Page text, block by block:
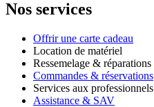
Nos services
Offrir une carte cadeau
Location de matériel
Ressemelage & réparations
Commandes & réservations
Services aux professionnels
Assistance & SAV